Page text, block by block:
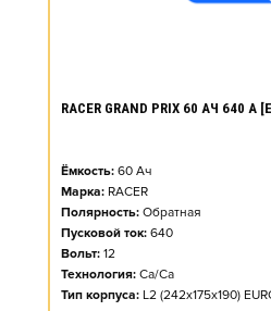
RACER GRAND PRIX 60 АЧ 640
Ёмкость: 60 Ач
Марка: RACER
Полярность: Обратная
Пусковой ток: 640
Вольт: 12
Технология: Ca/Ca
Тип корпуса: L2 (242x175x190)